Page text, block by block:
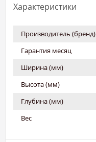
Характеристики
Производитель (бренд)
Гарантия месяц
Ширина (мм)
Высота (мм)
Глубина (мм)
Вес